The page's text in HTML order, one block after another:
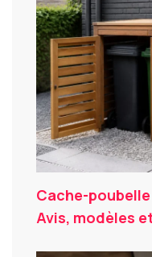
Cache-
Avis, modèles